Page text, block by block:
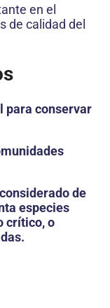
en el
de calidad del
para conservar
de
especies
crítico, o